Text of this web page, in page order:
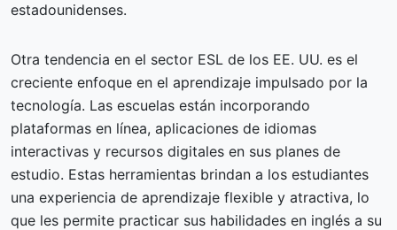
estadounidenses.
Otra tendencia en el sector ESL de los EE. UU. es el
creciente enfoque en el aprendizaje impulsado por la
tecnología. Las escuelas están incorporando
plataformas en línea, aplicaciones de idiomas
interactivas y recursos digitales en sus planes de
estudio. Estas herramientas brindan a los estudiantes
una experiencia de aprendizaje flexible y atractiva, lo
que les permite practicar sus habilidades en inglés a su